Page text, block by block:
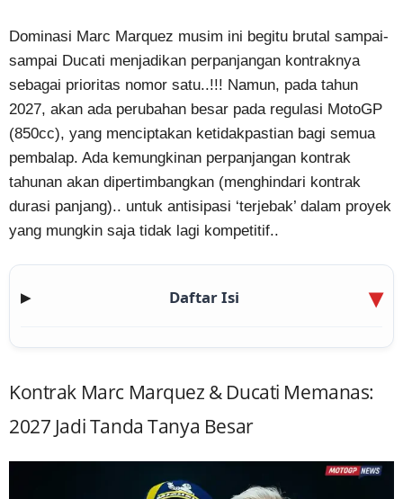
Dominasi Marc Marquez musim ini begitu brutal sampai-
sampai Ducati menjadikan perpanjangan kontraknya
sebagai prioritas nomor satu..!!! Namun, pada tahun
2027, akan ada perubahan besar pada regulasi MotoGP
(850cc), yang menciptakan ketidakpastian bagi semua
pembalap. Ada kemungkinan perpanjangan kontrak
tahunan akan dipertimbangkan (menghindari kontrak
durasi panjang).. untuk antisipasi ‘terjebak’ dalam proyek
yang mungkin saja tidak lagi kompetitif..
▶ Daftar Isi
Kontrak Marc Marquez & Ducati Memanas:
2027 Jadi Tanda Tanya Besar